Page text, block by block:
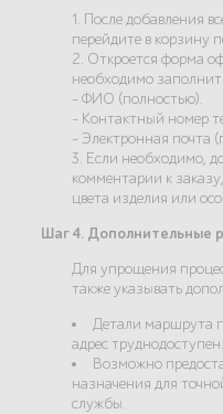
1. После добавления
перейдите в корзину
2. Откроется форма
необходимо
- ФИО (полностью).
- Контактный номер
- Электронная почта
3. Если необходимо,
комментарии к
цвета изделия или
Шаг 4. Дополнительные
Для упрощения
также указывать
Детали маршрута
адрес труднодоступен.
Возможно
назначения для
службы.